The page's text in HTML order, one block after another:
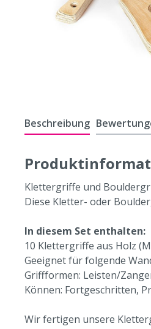
Beschreibung
Klettergriffe und
Diese Kletter- oder
In diesem Set enthalten:
10 Klettergriffe aus Holz
Geeignet für folgende
Griffformen: Leisten/
Können: Fortgeschritten,
Wir fertigen unsere